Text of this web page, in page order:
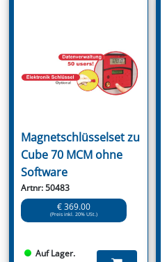
Magnetschlüsselset zu
Cube 70 MCM ohne
Software
Artnr: 50483
€ 369.00
(Preis inkl. 20% USt.)
Auf Lager.